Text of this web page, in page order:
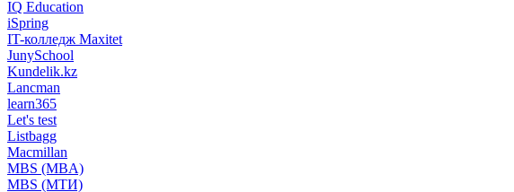
IQ Education
iSpring
IT-колледж Maxitet
JunySchool
Kundelik.kz
Lancman
learn365
Let's test
Listbagg
Macmillan
MBS (MBA)
MBS (МТИ)